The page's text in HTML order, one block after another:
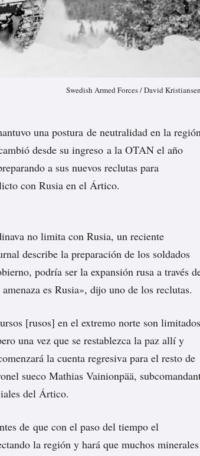
Swedish Armed Forces / David
una postura de neutralidad en la
desde su ingreso a la OTAN el año
a sus nuevos reclutas para
con Rusia en el Ártico.
no limita con Rusia, un reciente
describe la preparación de los soldados
podría ser la expansión rusa a través
es Rusia», dijo uno de los reclutas.
[rusos] en el extremo norte son
una vez que se restablezca la paz allí y
la cuenta regresiva para el resto de
sueco Mathias Vainionpää,
del Ártico.
de que con el paso del tiempo el
la región y hará que muchos minerales